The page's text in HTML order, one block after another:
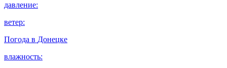
давление:
ветер:
Погода в Донецке
влажность: